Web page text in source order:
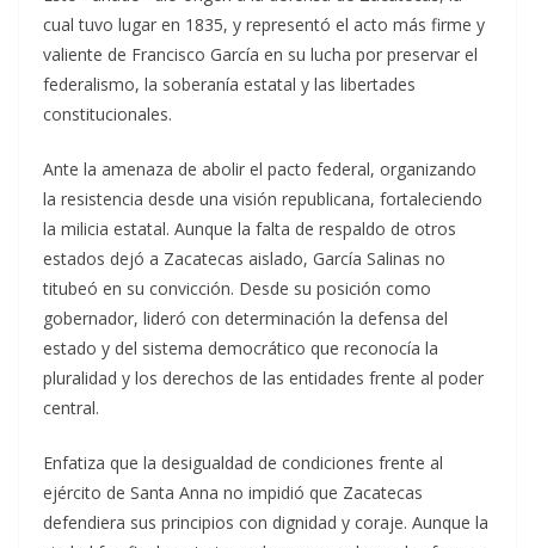
cual tuvo lugar en 1835, y representó el acto más firme y
valiente de Francisco García en su lucha por preservar el
federalismo, la soberanía estatal y las libertades
constitucionales.
Ante la amenaza de abolir el pacto federal, organizando
la resistencia desde una visión republicana, fortaleciendo
la milicia estatal. Aunque la falta de respaldo de otros
estados dejó a Zacatecas aislado, García Salinas no
titubeó en su convicción. Desde su posición como
gobernador, lideró con determinación la defensa del
estado y del sistema democrático que reconocía la
pluralidad y los derechos de las entidades frente al poder
central.
Enfatiza que la desigualdad de condiciones frente al
ejército de Santa Anna no impidió que Zacatecas
defendiera sus principios con dignidad y coraje. Aunque la